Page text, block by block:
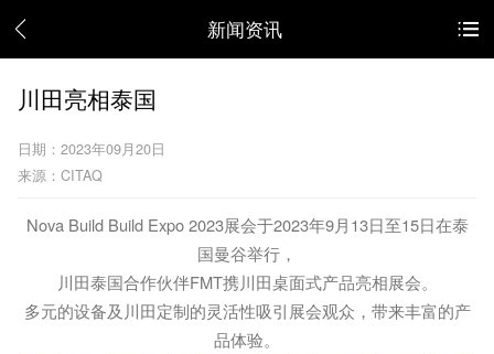
新闻资讯
川田亮相泰国
日期：2023年09月20日
来源：CITAQ
Nova Build Build Expo 2023展会于2023年9月13日至15日在泰
国曼谷举行，
川田泰国合作伙伴FMT携川田桌面式产品亮相展会。
多元的设备及川田定制的灵活性吸引展会观众，带来丰富的产
品体验。